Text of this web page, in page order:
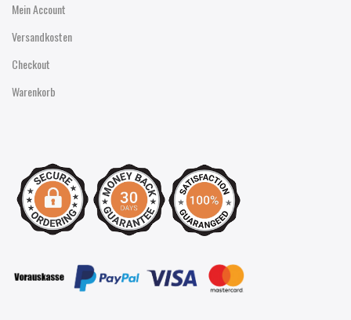
Mein Account
Versandkosten
Checkout
Warenkorb